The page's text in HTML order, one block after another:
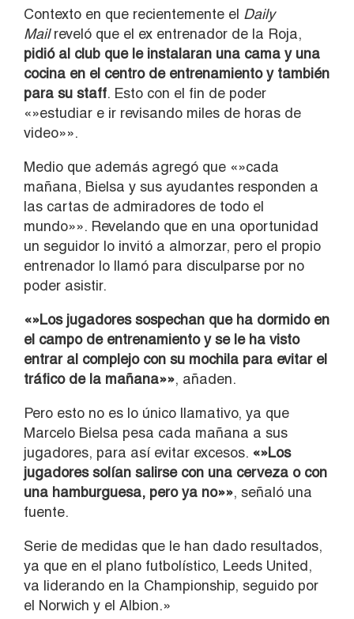
Contexto en que recientemente el Daily
Mailreveló que el ex entrenador de la Roja,
pidió al club que le instalaran una cama y una
cocina en el centro de entrenamiento y también
para su staff. Esto con el fin de poder
«»estudiar e ir revisando miles de horas de
video»».
Medio que además agregó que «»cada
mañana, Bielsa y sus ayudantes responden a
las cartas de admiradores de todo el
mundo»». Revelando que en una oportunidad
un seguidor lo invitó a almorzar, pero el propio
entrenador lo llamó para disculparse por no
poder asistir.
«»Los jugadores sospechan que ha dormido en
el campo de entrenamiento y se le ha visto
entrar al complejo con su mochila para evitar el
tráfico de la mañana»», añaden.
Pero esto no es lo único llamativo, ya que
Marcelo Bielsa pesa cada mañana a sus
jugadores, para así evitar excesos. «»Los
jugadores solían salirse con una cerveza o con
una hamburguesa, pero ya no»», señaló una
fuente.
Serie de medidas que le han dado resultados,
ya que en el plano futbolístico, Leeds United,
va liderando en la Championship, seguido por
el Norwich y el Albion.»